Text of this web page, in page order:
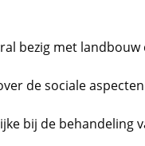
bezig met landbouw
de sociale
bij de behandeling